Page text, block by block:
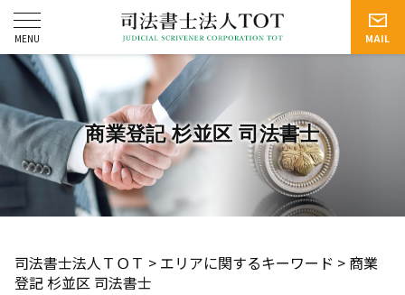
商業登記 杉並区 司法書士
司法書士法人ＴＯＴ > エリアに関するキーワード > 商業
登記 杉並区 司法書士